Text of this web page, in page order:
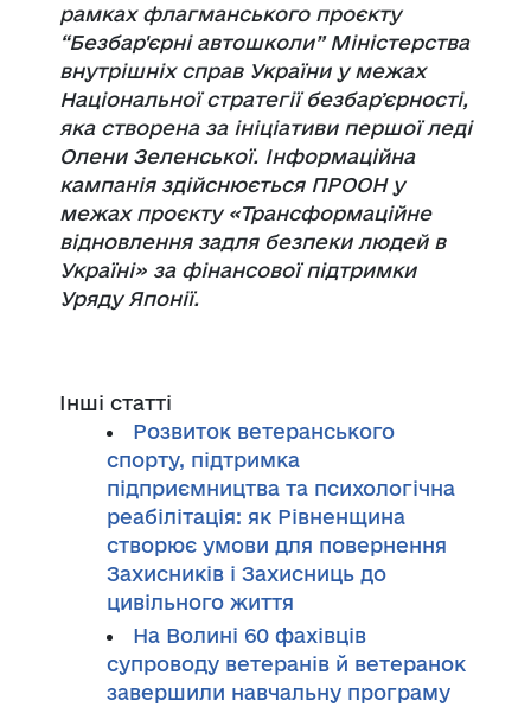
рамках флагманського проєкту
“Безбар'єрні автошколи” Міністерства
внутрішніх справ України у межах
Національної стратегії безбарʼєрності,
яка створена за ініціативи першої леді
Олени Зеленської. Інформаційна
кампанія здійснюється ПРООН у
межах проєкту «Трансформаційне
відновлення задля безпеки людей в
Україні» за фінансової підтримки
Уряду Японії.
Інші статті
Розвиток ветеранського
спорту, підтримка
підприємництва та психологічна
реабілітація: як Рівненщина
створює умови для повернення
Захисників і Захисниць до
цивільного життя
На Волині 60 фахівців
супроводу ветеранів й ветеранок
завершили навчальну програму